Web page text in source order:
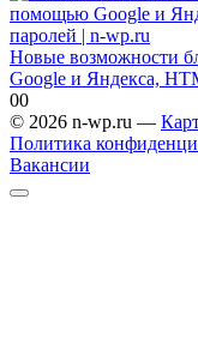
Новые возможности
Google и Яндекса,
00
© 2026 n-wp.ru —
Политика
Вакансии